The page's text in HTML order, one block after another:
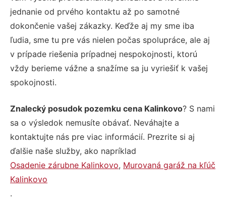
jednanie od prvého kontaktu až po samotné
dokončenie vašej zákazky. Keďže aj my sme iba
ľudia, sme tu pre vás nielen počas spolupráce, ale aj
v prípade riešenia prípadnej nespokojnosti, ktorú
vždy berieme vážne a snažíme sa ju vyriešiť k vašej
spokojnosti.
Znalecký posudok pozemku cena Kalinkovo? S nami
sa o výsledok nemusíte obávať. Neváhajte a
kontaktujte nás pre viac informácií. Prezrite si aj
ďalšie naše služby, ako napríklad
Osadenie zárubne Kalinkovo, Murovaná garáž na kľúč
Kalinkovo
.